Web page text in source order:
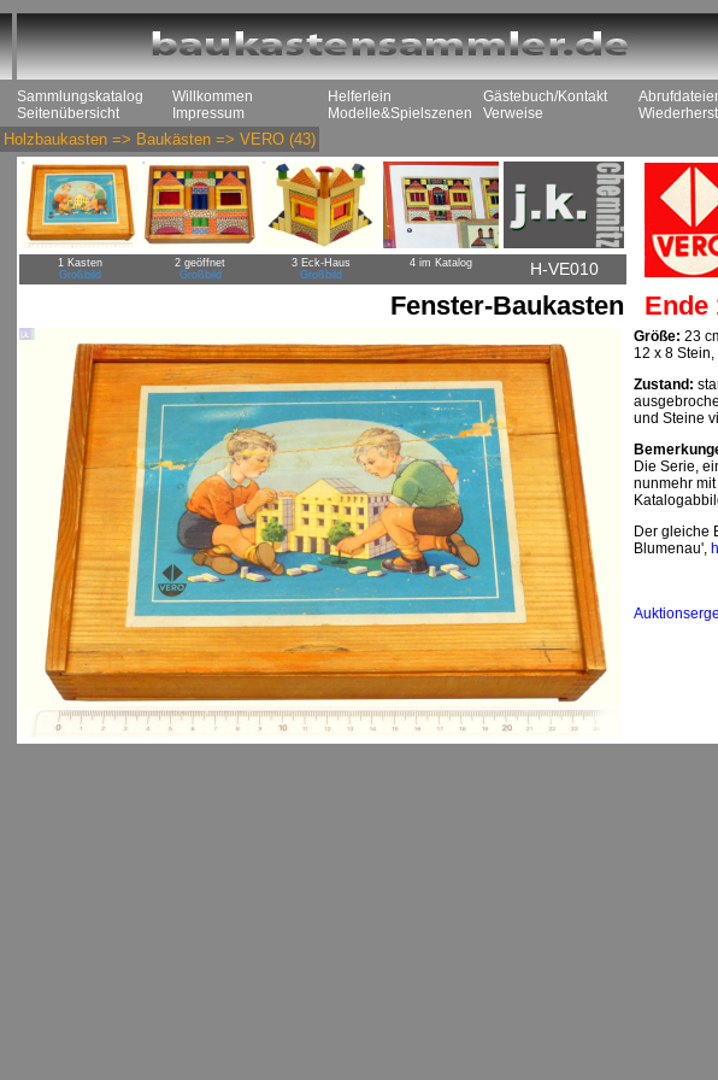
Sammlungskatalog
Seitenübersicht
Willkommen
Impressum
Helferlein
Modelle&Spielszenen
Gästebuch/Kontakt
Verweise
Holzbaukasten => Baukästen => VERO (43)
1 Kasten
Großbild
2 geöffnet
Großbild
3 Eck-Haus
Großbild
4 im Katalog H-VE010
Fenster-Baukasten Ende
Größe: 23
12 x 8
Zustand:
und Steine
Die Serie,
nunmehr
Der gleiche
Blumenau',